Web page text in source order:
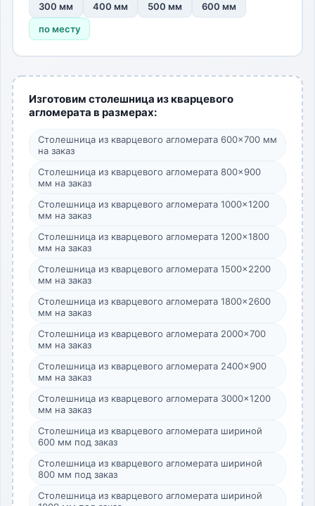
300 мм 400 мм 500 мм
600 мм
по месту
Изготовим столешница из кварцевого
агломерата в размерах:
Столешница из кварцевого агломерата 600×700 мм
на заказ
Столешница из кварцевого агломерата 800×900
мм на заказ
Столешница из кварцевого агломерата 1000×1200
мм на заказ
Столешница из кварцевого агломерата 1200×1800
мм на заказ
Столешница из кварцевого агломерата 1500×2200
мм на заказ
Столешница из кварцевого агломерата 1800×2600
мм на заказ
Столешница из кварцевого агломерата 2000×700
мм на заказ
Столешница из кварцевого агломерата 2400×900
мм на заказ
Столешница из кварцевого агломерата 3000×1200
мм на заказ
Столешница из кварцевого агломерата шириной
600 мм под заказ
Столешница из кварцевого агломерата шириной
800 мм под заказ
Столешница из кварцевого агломерата шириной